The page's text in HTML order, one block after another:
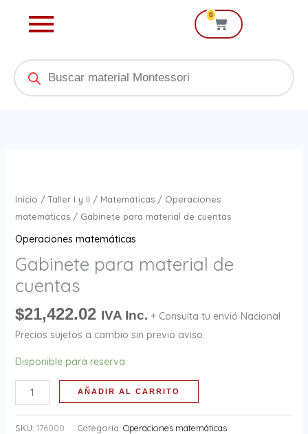
0
Cart
Products
search
Inicio /Taller I y II / Matemáticas/ Operaciones
matemáticas/ Gabinete para material de cuentas
Operaciones matemáticas
Gabinete para material de
cuentas
$21,422.02 IVA Inc. + Consulta tu envió Nacional
Precios sujetos a cambio sin previo aviso.
Disponible para reserva
material
de
cantidad
AÑADIR AL CARRITO
SKU: 176000 Categoría: Operaciones matemáticas